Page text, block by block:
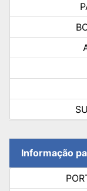
Informação